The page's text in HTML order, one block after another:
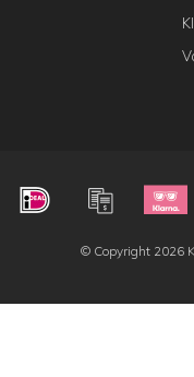
© Copyright 2026